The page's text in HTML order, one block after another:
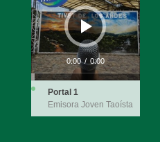
audio
0:00 / 0:00
Portal 1
Emisora Joven Taoísta